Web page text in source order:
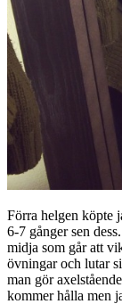
Förra helgen köpte
6-7 gånger sen
midja som går att
övningar och lutar
man gör
kommer hålla men